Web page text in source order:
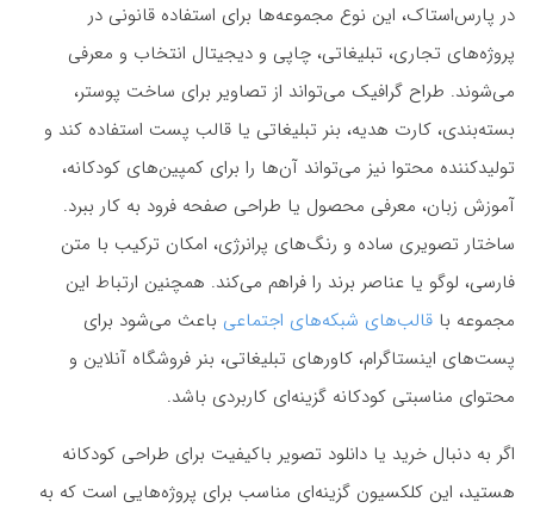
در پارس‌استاک، این نوع مجموعه‌ها برای استفاده قانونی در
پروژه‌های تجاری، تبلیغاتی، چاپی و دیجیتال انتخاب و معرفی
می‌شوند. طراح گرافیک می‌تواند از تصاویر برای ساخت پوستر،
بسته‌بندی، کارت هدیه، بنر تبلیغاتی یا قالب پست استفاده کند و
تولیدکننده محتوا نیز می‌تواند آن‌ها را برای کمپین‌های کودکانه،
آموزش زبان، معرفی محصول یا طراحی صفحه فرود به کار ببرد.
ساختار تصویری ساده و رنگ‌های پرانرژی، امکان ترکیب با متن
فارسی، لوگو یا عناصر برند را فراهم می‌کند. همچنین ارتباط این
مجموعه با قالب‌های شبکه‌های اجتماعی باعث می‌شود برای
پست‌های اینستاگرام، کاورهای تبلیغاتی، بنر فروشگاه آنلاین و
محتوای مناسبتی کودکانه گزینه‌ای کاربردی باشد.
اگر به دنبال خرید یا دانلود تصویر باکیفیت برای طراحی کودکانه
هستید، این کلکسیون گزینه‌ای مناسب برای پروژه‌هایی است که به